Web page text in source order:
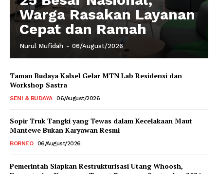
Warga Rasakan Layanan
Cepat dan Ramah
Nurul Mufidah - 06/August/2026
Taman Budaya Kalsel Gelar MTN Lab Residensi dan
Workshop Sastra
SENI & BUDAYA 06/August/2026
Sopir Truk Tangki yang Tewas dalam Kecelakaan Maut
Mantewe Bukan Karyawan Resmi
BORNEO 06/August/2026
Pemerintah Siapkan Restrukturisasi Utang Whoosh,